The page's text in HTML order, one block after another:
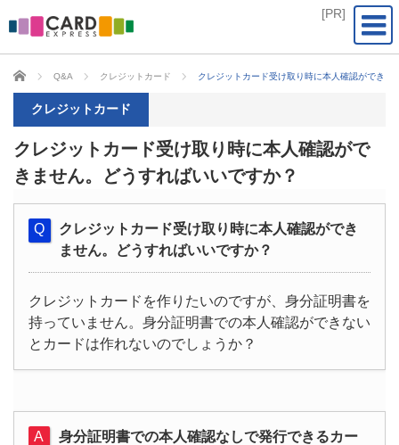
CARD EXPRESS
Q&A クレジットカード クレジットカード受け取り時に本人確認ができま
クレジットカード
クレジットカード受け取り時に本人確認がで
きません。どうすればいいですか？
クレジットカード受け取り時に本人確認ができ
ません。どうすればいいですか？
クレジットカードを作りたいのですが、身分証明書を
持っていません。身分証明書での本人確認ができない
とカードは作れないのでしょうか？
身分証明書での本人確認なしで発行できるカー